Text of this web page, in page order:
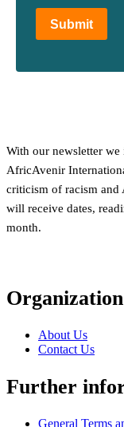
Submit
With our newsletter
AfricAvenir
criticism of racism and
will receive dates,
month.
Organization
About Us
Contact Us
Further
General Terms